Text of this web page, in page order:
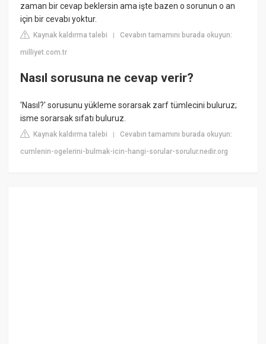
zaman bir cevap beklersin ama işte bazen o sorunun o an
için bir cevabı yoktur.
Kaynak kaldırma talebi |Cevabın tamamını burada okuyun:
milliyet.com.tr
Nasıl sorusuna ne cevap verir?
'Nasıl?' sorusunu yükleme sorarsak zarf tümlecini buluruz;
isme sorarsak sıfatı buluruz.
Kaynak kaldırma talebi |Cevabın tamamını burada okuyun:
cumlenin-ogelerini-bulmak-icin-hangi-sorular-sorulur.nedir.org